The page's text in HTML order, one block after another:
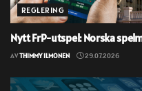
REGLERING
Nytt FrP-utspel: Norska
AVTHIMMY ILMONEN 29.07.2026